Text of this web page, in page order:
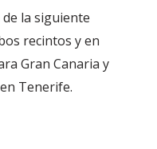
la siguiente
recintos y en
Gran Canaria y
Tenerife.